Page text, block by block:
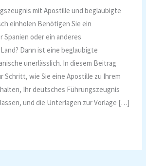
mit Apostille und beglaubigte
einholen Benötigen Sie ein
Spanien oder ein anderes
Dann ist eine beglaubigte
unerlässlich. In diesem Beitrag
Schritt, wie Sie eine Apostille zu Ihrem
Ihr deutsches Führungszeugnis
und die Unterlagen zur Vorlage […]